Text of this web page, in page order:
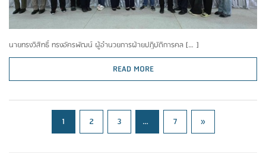
นายทรงวิสิทธิ์ ทรงอัครพัฒน์ ผู้อำนวยการฝ่ายปฏิบัติการคล […]
READ MORE
1 2 3 … 7 »Next